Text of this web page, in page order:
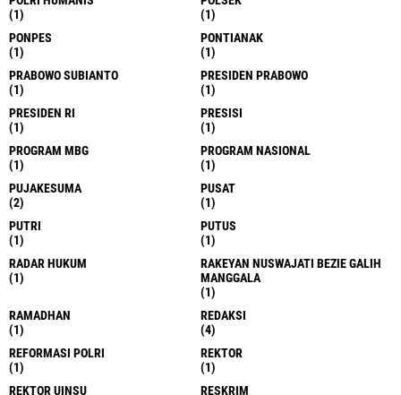
(1)
(1)
PONPES
(1)
PONTIANAK
(1)
PRABOWO SUBIANTO
(1)
PRESIDEN PRABOWO
(1)
PRESIDEN RI
(1)
PRESISI
(1)
PROGRAM MBG
(1)
PROGRAM NASIONAL
(1)
PUJAKESUMA
(2)
PUSAT
(1)
PUTRI
(1)
PUTUS
(1)
RADAR HUKUM
(1)
RAKEYAN NUSWAJATI BEZIE GALIH
MANGGALA
(1)
RAMADHAN
(1)
REDAKSI
(4)
REFORMASI POLRI
(1)
REKTOR
(1)
REKTOR UINSU
RESKRIM